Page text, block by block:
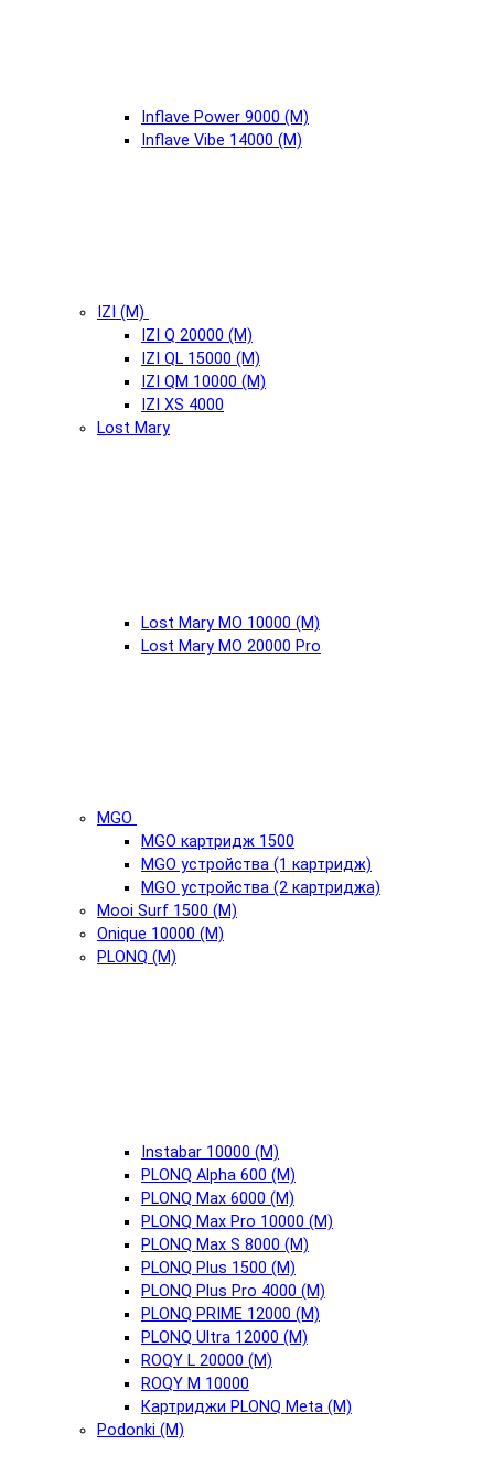
Inflave Power 9000 (М)
Inflave Vibe 14000 (М)
IZI (М)
IZI Q 20000 (М)
IZI QL 15000 (М)
IZI QM 10000 (М)
IZI XS 4000
Lost Mary
Lost Mary MO 10000 (М)
Lost Mary MO 20000 Pro
MGO
MGO картридж 1500
MGO устройства (1 картридж)
MGO устройства (2 картриджа)
Mooi Surf 1500 (М)
Onique 10000 (М)
PLONQ (М)
Instabar 10000 (М)
PLONQ Alpha 600 (М)
PLONQ Max 6000 (М)
PLONQ Max Pro 10000 (М)
PLONQ Max S 8000 (М)
PLONQ Plus 1500 (М)
PLONQ Plus Pro 4000 (М)
PLONQ PRIME 12000 (М)
PLONQ Ultra 12000 (М)
ROQY L 20000 (М)
ROQY M 10000
Картриджи PLONQ Meta (М)
Podonki (М)